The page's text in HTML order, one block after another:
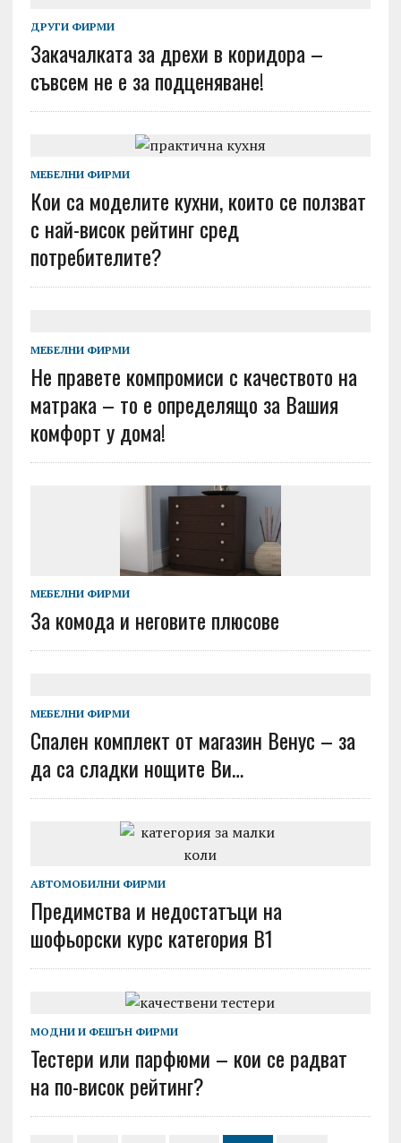
ДРУГИ ФИРМИ
Закачалката за дрехи в коридора –
съвсем не е за подценяване!
МЕБЕЛНИ ФИРМИ
Кои са моделите кухни, които се ползват
с най-висок рейтинг сред
потребителите?
МЕБЕЛНИ ФИРМИ
Не правете компромиси с качеството на
матрака – то е определящо за Вашия
комфорт у дома!
МЕБЕЛНИ ФИРМИ
За комода и неговите плюсове
МЕБЕЛНИ ФИРМИ
Спален комплект от магазин Венус – за
да са сладки нощите Ви…
АВТОМОБИЛНИ ФИРМИ
Предимства и недостатъци на
шофьорски курс категория В1
МОДНИ И ФЕШЪН ФИРМИ
Тестери или парфюми – кои се радват
на по-висок рейтинг?